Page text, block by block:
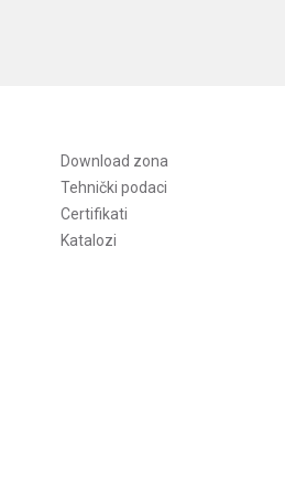
Download zona
Tehnički podaci
Certifikati
Katalozi